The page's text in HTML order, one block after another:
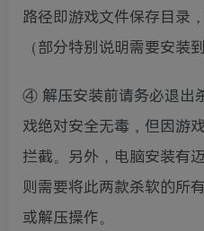
路径即游戏文件保存目录
（部分特别说明需要安装
④ 解压安装前请务必退出
戏绝对安全无毒，但因游
拦截。另外，电脑安装有
则需要将此两款杀软的所
或解压操作。